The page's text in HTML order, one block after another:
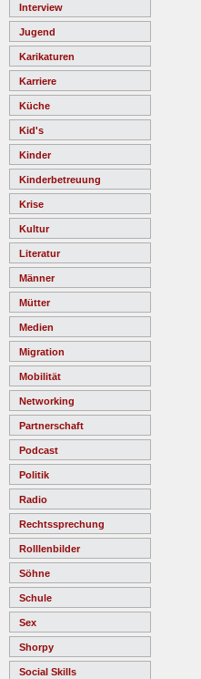
Interview
Jugend
Karikaturen
Karriere
Küche
Kid's
Kinder
Kinderbetreuung
Krise
Kultur
Literatur
Männer
Mütter
Medien
Migration
Mobilität
Networking
Partnerschaft
Podcast
Politik
Radio
Rechtssprechung
Rolllenbilder
Söhne
Schule
Sex
Shorpy
Social Skills